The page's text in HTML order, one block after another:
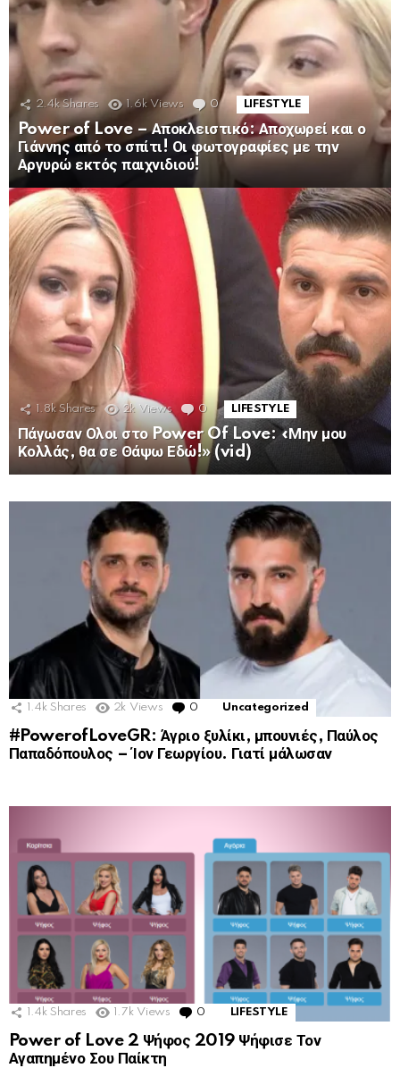
2.4k Shares 1.6k Views 0 Comments
LIFESTYLE
Power of Love – Αποκλειστικό: Αποχωρεί και ο
Γιάννης από το σπίτι! Οι φωτογραφίες με την
Αργυρώ εκτός παιχνιδιού!
1.8k Shares 2k Views 0 Comments
LIFESTYLE
Πάγωσαν Ολοι στο Power Of Love: «Μην μου
Κολλάς, θα σε Θάψω Εδώ!» (vid)
1.4k Shares 2k Views 0 Comments
Uncategorized
#PowerofLoveGR: Άγριο ξυλίκι, μπουνιές, Παύλος
Παπαδόπουλος – Ίον Γεωργίου. Γιατί μάλωσαν
1.4k Shares 1.7k Views 0 Comments
LIFESTYLE
Power of Love 2 Ψήφος 2019 Ψήφισε Τον
Αγαπημένο Σου Παίκτη